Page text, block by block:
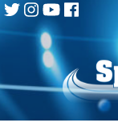
Skip
to